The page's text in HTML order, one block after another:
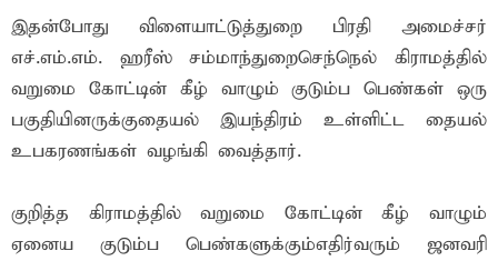
இதன்போது விளையாட்டுத்துறை பிரதி அமைச்சர்
எச்.எம்.எம். ஹரீஸ் சம்மாந்துறைசெந்நெல் கிராமத்தில்
வறுமை கோட்டின் கீழ் வாழும் குடும்ப பெண்கள் ஒரு
பகுதியினருக்குதையல் இயந்திரம் உள்ளிட்ட தையல்
உபகரணங்கள் வழங்கி வைத்தார்.
குறித்த கிராமத்தில் வறுமை கோட்டின் கீழ் வாழும்
ஏனைய குடும்ப பெண்களுக்கும்எதிர்வரும் ஜனவரி